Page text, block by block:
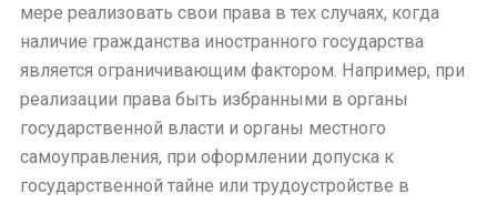
мере реализовать свои права в тех случаях, когда
наличие гражданства иностранного государства
является ограничивающим фактором. Например, при
реализации права быть избранными в органы
государственной власти и органы местного
самоуправления, при оформлении допуска к
государственной тайне или трудоустройстве в